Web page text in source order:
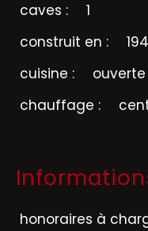
caves :
1
construit en :
cuisine :
ouverte
chauffage :
honoraires à